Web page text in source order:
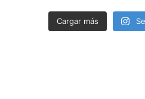
Cargar más